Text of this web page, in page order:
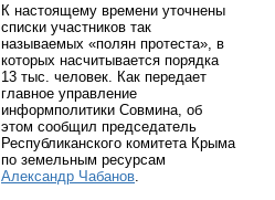
К настоящему времени уточнены
списки участников так
называемых «полян протеста», в
которых насчитывается порядка
13 тыс. человек. Как передает
главное управление
информполитики Совмина, об
этом сообщил председатель
Республиканского комитета Крыма
по земельным ресурсам
Александр Чабанов